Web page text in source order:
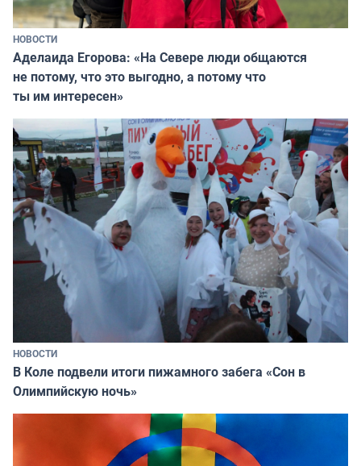
НОВОСТИ
Аделаида Егорова: «На Севере люди общаются
не потому, что это выгодно, а потому что
ты им интересен»
НОВОСТИ
В Коле подвели итоги пижамного забега «Сон в
Олимпийскую ночь»